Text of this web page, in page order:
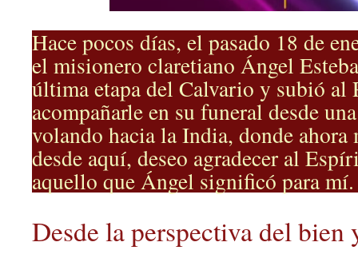
Hace pocos días, el pasado 18 de
el misionero claretiano Ángel
última etapa del Calvario y subió al
acompañarle en su funeral desde
volando hacia la India, donde ahora
desde aquí, deseo agradecer al
aquello que Ángel significó para mí.
Desde la perspectiva del bien